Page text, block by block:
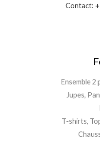
Contact:
Ensemble 2
Jupes,
T-shirts,